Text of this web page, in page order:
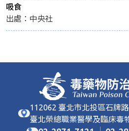
吸食
出處：中央社
112062 臺北市北投區石牌
臺北榮總職業醫學及臨床毒